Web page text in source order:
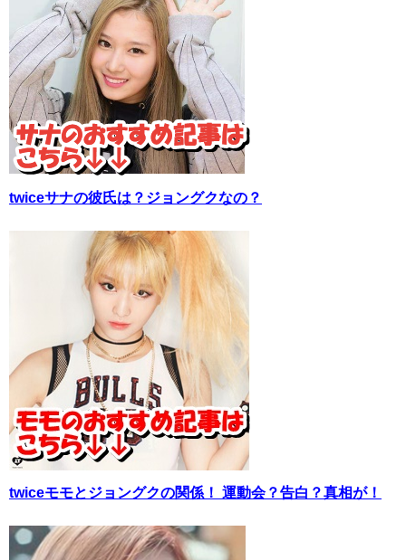
twiceサナの彼氏は？ジョングクなの？
twiceモモとジョングクの関係！ 運動会？告白？真相が！